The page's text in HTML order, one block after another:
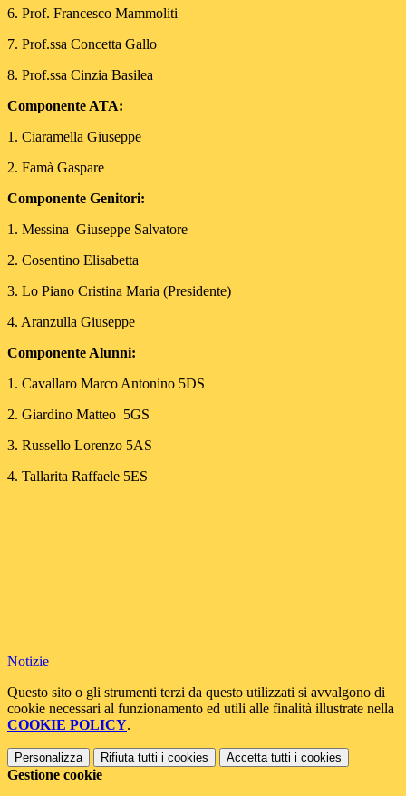
6. Prof. Francesco Mammoliti
7. Prof.ssa Concetta Gallo
8. Prof.ssa Cinzia Basilea
Componente ATA:
1. Ciaramella Giuseppe
2. Famà Gaspare
Componente Genitori:
1. Messina Giuseppe Salvatore
2. Cosentino Elisabetta
3. Lo Piano Cristina Maria (Presidente)
4. Aranzulla Giuseppe
Componente Alunni:
1. Cavallaro Marco Antonino 5DS
2. Giardino Matteo 5GS
3. Russello Lorenzo 5AS
4. Tallarita Raffaele 5ES
Notizie
Questo sito o gli strumenti terzi da questo utilizzati si avvalgono di
cookie necessari al funzionamento ed utili alle finalità illustrate nella
COOKIE POLICY.
Personalizza Rifiuta tutti i cookies Accetta tutti i cookies
Gestione cookie